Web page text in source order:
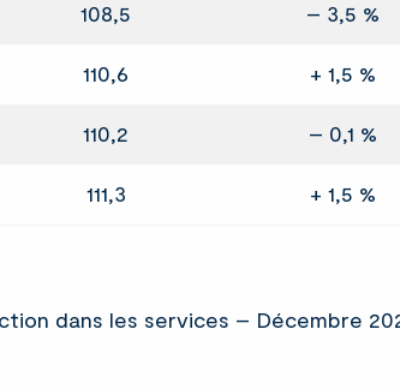
108,5 – 3,5 %
110,6 + 1,5 %
110,2 – 0,1 %
111,3 + 1,5 %
dans les services – Décembre